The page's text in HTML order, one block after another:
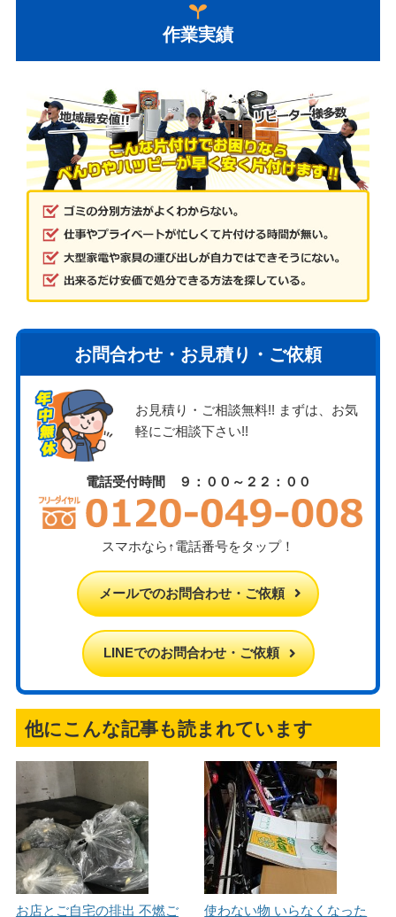
作業実績
お問合わせ・お見積り・ご依頼
お見積り・ご相談無料!! まずは、お気
軽にご相談下さい!!
電話受付時間 ９：００～２２：００
スマホなら↑電話番号をタップ！
メールでのお問合わせ・ご依頼
LINEでのお問合わせ・ご依頼
他にこんな記事も読まれています
お店とご自宅の排出 不燃ご
使わない物 いらなくなった